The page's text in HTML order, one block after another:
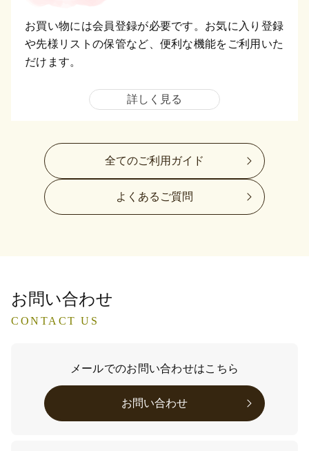
お買い物には会員登録が必要です。お気に入り登録
や先様リストの保管など、便利な機能をご利用いた
だけます。
詳しく見る
全てのご利用ガイド
よくあるご質問
お問い合わせ
CONTACT US
メールでのお問い合わせはこちら
お問い合わせ